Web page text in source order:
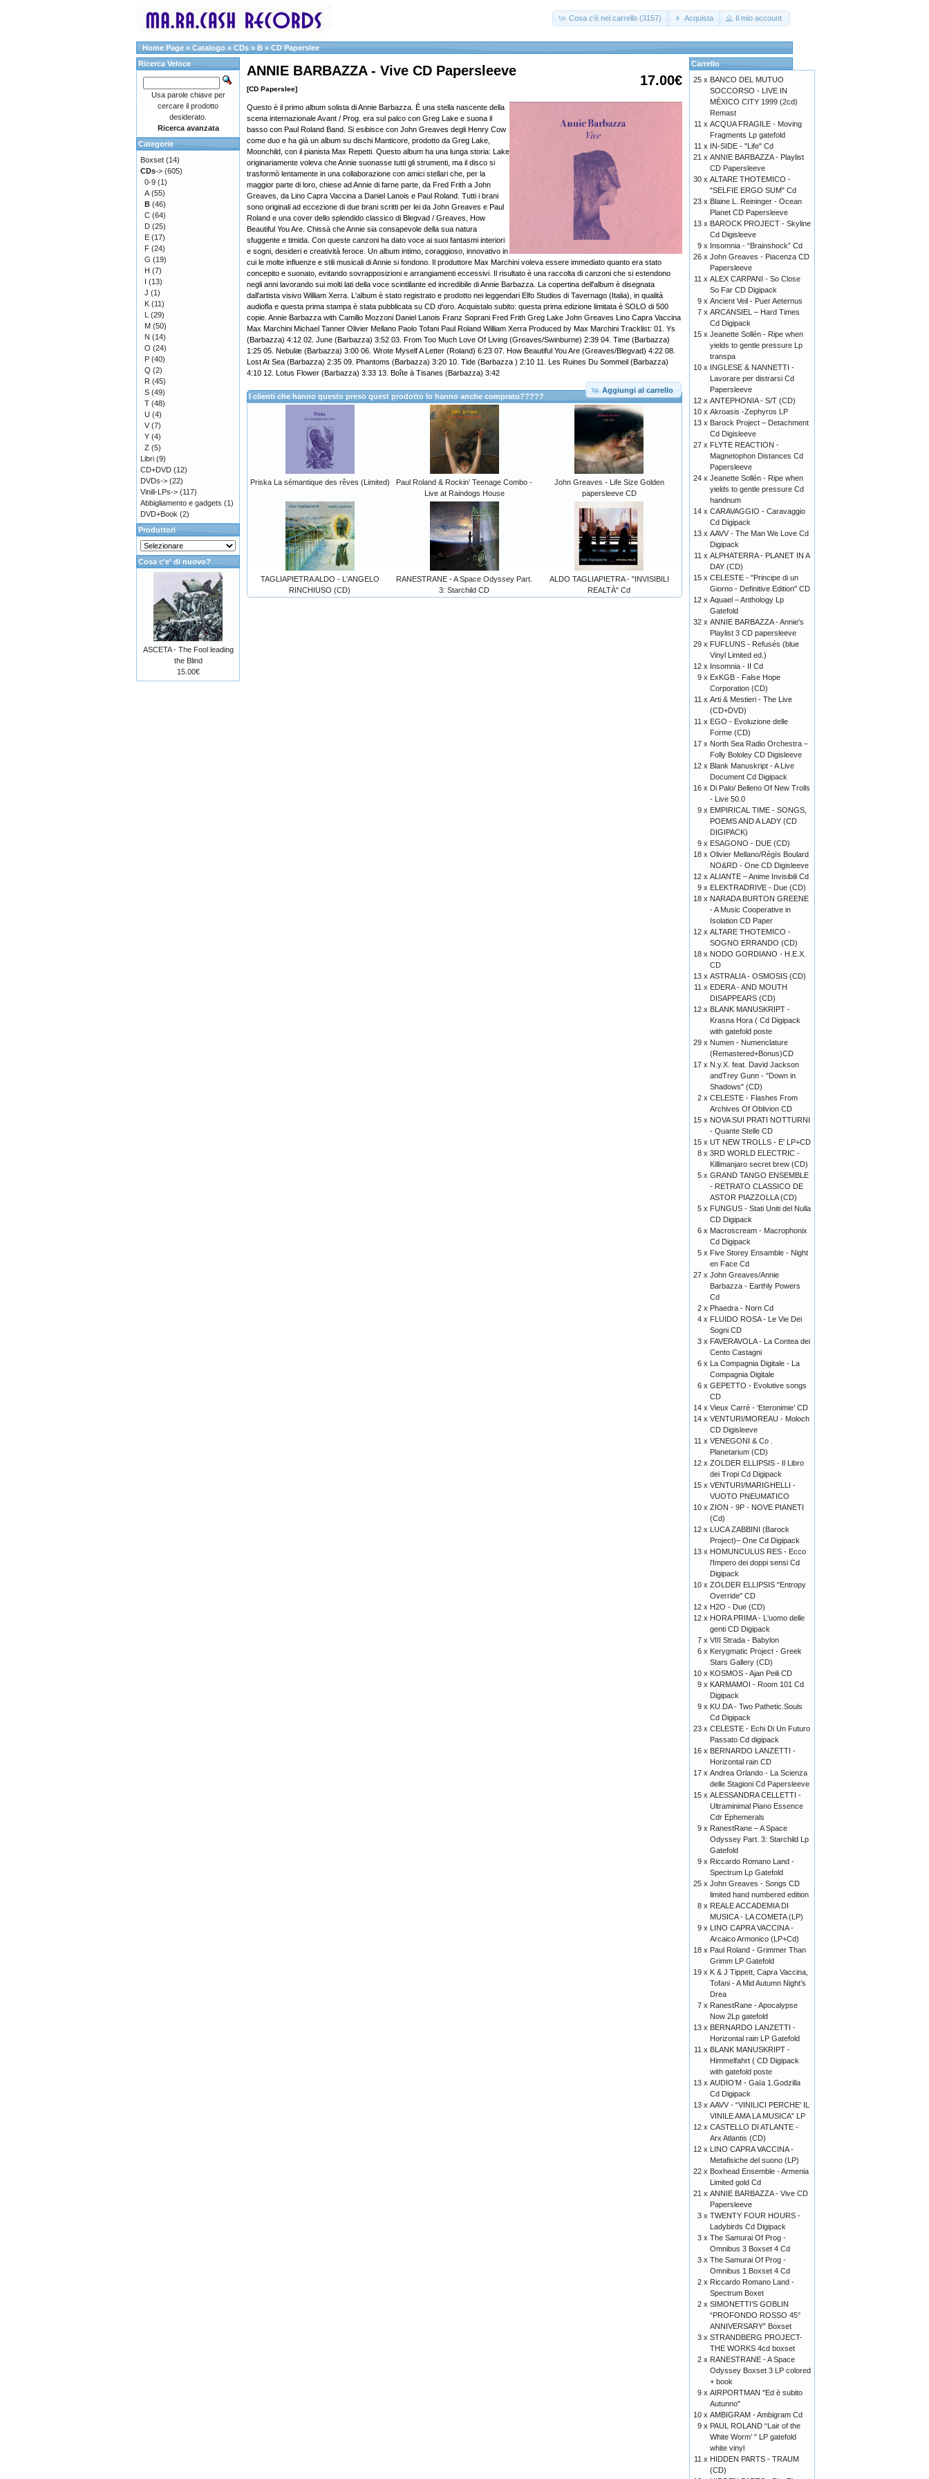
Cosa c'è nel carrello (3157) Acquista Il mio account
Home Page » Catalogo » CDs » B » CD Paperslee
17.00€
ANNIE BARBAZZA - Vive CD Papersleeve
[CD Paperslee]
Questo è il primo album solista di Annie Barbazza. È una stella nascente della
scena internazionale Avant / Prog. era sul palco con Greg Lake e suona il
basso con Paul Roland Band. Si esibisce con John Greaves degli Henry Cow
come duo e ha già un album su dischi Manticore, prodotto da Greg Lake,
Moonchild, con il pianista Max Repetti. Questo album ha una lunga storia: Lake
originariamente voleva che Annie suonasse tutti gli strumenti, ma il disco si
trasformò lentamente in una collaborazione con amici stellari che, per la
maggior parte di loro, chiese ad Annie di farne parte, da Fred Frith a John
Greaves, da Lino Capra Vaccina a Daniel Lanois e Paul Roland. Tutti i brani
sono originali ad eccezione di due brani scritti per lei da John Greaves e Paul
Roland e una cover dello splendido classico di Blegvad / Greaves, How
Beautiful You Are. Chissà che Annie sia consapevole della sua natura
sfuggente e timida. Con queste canzoni ha dato voce ai suoi fantasmi interiori
e sogni, desideri e creatività feroce. Un album intimo, coraggioso, innovativo in
cui le molte influenze e stili musicali di Annie si fondono. Il produttore Max Marchini voleva essere immediato quanto era stato
concepito e suonato, evitando sovrapposizioni e arrangiamenti eccessivi. Il risultato è una raccolta di canzoni che si estendono
negli anni lavorando sui molti lati della voce scintillante ed incredibile di Annie Barbazza. La copertina dell'album è disegnata
dall'artista visivo William Xerra. L'album è stato registrato e prodotto nei leggendari Elfo Studios di Tavernago (Italia), in qualità
audiofla e questa prima stampa è stata pubblicata su CD d'oro. Acquistalo subito: questa prima edizione limitata è SOLO di 500
copie. Annie Barbazza with Camillo Mozzoni Daniel Lanois Franz Soprani Fred Frith Greg Lake John Greaves Lino Capra Vaccina
Max Marchini Michael Tanner Olivier Mellano Paolo Tofani Paul Roland William Xerra Produced by Max Marchini Tracklist: 01. Ys
(Barbazza) 4:12 02. June (Barbazza) 3:52 03. From Too Much Love Of Living (Greaves/Swinburne) 2:39 04. Time (Barbazza)
1:25 05. Nebulæ (Barbazza) 3:00 06. Wrote Myself A Letter (Roland) 6:23 07. How Beautiful You Are (Greaves/Blegvad) 4:22 08.
Lost At Sea (Barbazza) 2:35 09. Phantoms (Barbazza) 3:20 10. Tide (Barbazza ) 2:10 11. Les Ruines Du Sommeil (Barbazza)
4:10 12. Lotus Flower (Barbazza) 3:33 13. Boîte à Tisanes (Barbazza) 3:42
Aggiungi al carrello
I clienti che hanno questo preso quest prodotto lo hanno anche comprato?????
Priska La sémantique des rêves (Limited)
Paul Roland & Rockin’ Teenage Combo -
Live at Raindogs House
John Greaves - Life Size Golden
papersleeve CD
TAGLIAPIETRA ALDO - L'ANGELO
RINCHIUSO (CD)
RANESTRANE - A Space Odyssey Part.
3: Starchild CD
ALDO TAGLIAPIETRA - "INVISIBILI
REALTÀ" Cd
Ricerca Veloce
Usa parole chiave per
cercare il prodotto
desiderato.
Ricerca avanzata
Categorie
Boxset (14)
CDs-> (605)
0-9 (1)
A (55)
B (46)
C (64)
D (25)
E (17)
F (24)
G (19)
H (7)
I (13)
J (1)
K (11)
L (29)
M (50)
N (14)
O (24)
P (40)
Q (2)
R (45)
S (49)
T (48)
U (4)
V (7)
Y (4)
Z (5)
Libri (9)
CD+DVD (12)
DVDs-> (22)
Vinili-LPs-> (117)
Abbigliamento e gadgets (1)
DVD+Book (2)
Produttori
Cosa c'e' di nuovo?
ASCETA - The Fool leading
the Blind
15.00€
Carrello
25 x BANCO DEL MUTUO
SOCCORSO - LIVE IN
MÉXICO CITY 1999 (2cd)
Remast
11 x ACQUA FRAGILE - Moving
Fragments Lp gatefold
11 x IN-SIDE - "Life" Cd
21 x ANNIE BARBAZZA - Playlist
CD Papersleeve
30 x ALTARE THOTEMICO -
"SELFIE ERGO SUM" Cd
23 x Blaine L. Reininger - Ocean
Planet CD Papersleeve
13 x BAROCK PROJECT - Skyline
Cd Digisleeve
9 x Insomnia - “Brainshock” Cd
26 x John Greaves - Piacenza CD
Papersleeve
11 x ALEX CARPANI - So Close
So Far CD Digipack
9 x Ancient Veil - Puer Aeternus
7 x ARCANSIEL – Hard Times
Cd Digipack
15 x Jeanette Sollén - Ripe when
yields to gentle pressure Lp
transpa
10 x INGLESE & NANNETTI -
Lavorare per distrarsi Cd
Papersleeve
12 x ANTEPHONIA - S/T (CD)
10 x Akroasis -Zephyros LP
13 x Barock Project – Detachment
Cd Digisleeve
27 x FLYTE REACTION -
Magnetophon Distances Cd
Papersleeve
24 x Jeanette Sollén - Ripe when
yields to gentle pressure Cd
handnum
14 x CARAVAGGIO - Caravaggio
Cd Digipack
13 x AAVV - The Man We Love Cd
Digipack
11 x ALPHATERRA - PLANET IN A
DAY (CD)
15 x CELESTE - "Principe di un
Giorno - Definitive Edition" CD
12 x Aquael – Anthology Lp
Gatefold
32 x ANNIE BARBAZZA - Annie's
Playlist 3 CD papersleeve
29 x FUFLUNS - Refusés (blue
Vinyl Limited ed.)
12 x Insomnia - II Cd
9 x ExKGB - False Hope
Corporation (CD)
11 x Arti & Mestieri - The Live
(CD+DVD)
11 x EGO - Evoluzione delle
Forme (CD)
17 x North Sea Radio Orchestra –
Folly Bololey CD Digisleeve
12 x Blank Manuskript - A Live
Document Cd Digipack
16 x Di Palo/ Belleno Of New Trolls
- Live 50.0
9 x EMPIRICAL TIME - SONGS,
POEMS AND A LADY (CD
DIGIPACK)
9 x ESAGONO - DUE (CD)
18 x Olivier Mellano/Régïs Boulard
NO&RD - One CD Digisleeve
12 x ALIANTE – Anime Invisibili Cd
9 x ELEKTRADRIVE - Due (CD)
18 x NARADA BURTON GREENE
- A Music Cooperative in
Isolation CD Paper
12 x ALTARE THOTEMICO -
SOGNO ERRANDO (CD)
18 x NODO GORDIANO - H.E.X.
CD
13 x ASTRALIA - OSMOSIS (CD)
11 x EDERA - AND MOUTH
DISAPPEARS (CD)
12 x BLANK MANUSKRIPT -
Krasna Hora ( Cd Digipack
with gatefold poste
29 x Numen - Numenclature
(Remastered+Bonus)CD
17 x N.y.X. feat. David Jackson
andTrey Gunn - "Down in
Shadows" (CD)
2 x CELESTE - Flashes From
Archives Of Oblivion CD
15 x NOVA SUI PRATI NOTTURNI
- Quante Stelle CD
15 x UT NEW TROLLS - E' LP+CD
8 x 3RD WORLD ELECTRIC -
Killimanjaro secret brew (CD)
5 x GRAND TANGO ENSEMBLE
- RETRATO CLASSICO DE
ASTOR PIAZZOLLA (CD)
5 x FUNGUS - Stati Uniti del Nulla
CD Digipack
6 x Macroscream - Macrophonix
Cd Digipack
5 x Five Storey Ensamble - Night
en Face Cd
27 x John Greaves/Annie
Barbazza - Earthly Powers
Cd
2 x Phaedra - Norn Cd
4 x FLUIDO ROSA - Le Vie Dei
Sogni CD
3 x FAVERAVOLA - La Contea dei
Cento Castagni
6 x La Compagnia Digitale - La
Compagnia Digitale
6 x GEPETTO - Evolutive songs
CD
14 x Vieux Carré - ‘Eteronimie’ CD
14 x VENTURI/MOREAU - Moloch
CD Digisleeve
11 x VENEGONI & Co .
Planetarium (CD)
12 x ZOLDER ELLIPSIS - Il Libro
dei Tropi Cd Digipack
15 x VENTURI/MARIGHELLI -
VUOTO PNEUMATICO
10 x ZION - 9P - NOVE PIANETI
(Cd)
12 x LUCA ZABBINI (Barock
Project)– One Cd Digipack
13 x HOMUNCULUS RES - Ecco
l'Impero dei doppi sensi Cd
Digipack
10 x ZOLDER ELLIPSIS "Entropy
Override" CD
12 x H2O - Due (CD)
12 x HORA PRIMA - L'uomo delle
genti CD Digipack
7 x VIII Strada - Babylon
6 x Kerygmatic Project - Greek
Stars Gallery (CD)
10 x KOSMOS - Ajan Peili CD
9 x KARMAMOI - Room 101 Cd
Digipack
9 x KU.DA - Two Pathetic.Souls
Cd Digipack
23 x CELESTE - Echi Di Un Futuro
Passato Cd digipack
16 x BERNARDO LANZETTI -
Horizontal rain CD
17 x Andrea Orlando - La Scienza
delle Stagioni Cd Papersleeve
15 x ALESSANDRA CELLETTI -
Ultraminimal Piano Essence
Cdr Ephemerals
9 x RanestRane – A Space
Odyssey Part. 3: Starchild Lp
Gatefold
9 x Riccardo Romano Land -
Spectrum Lp Gatefold
25 x John Greaves - Songs CD
limited hand numbered edition
8 x REALE ACCADEMIA DI
MUSICA - LA COMETA (LP)
9 x LINO CAPRA VACCINA -
Arcaico Armonico (LP+Cd)
18 x Paul Roland - Grimmer Than
Grimm LP Gatefold
19 x K & J Tippett, Capra Vaccina,
Tofani - A Mid Autumn Night’s
Drea
7 x RanestRane - Apocalypse
Now 2Lp gatefold
13 x BERNARDO LANZETTI -
Horizontal rain LP Gatefold
11 x BLANK MANUSKRIPT -
Himmelfahrt ( CD Digipack
with gatefold poste
13 x AUDIO’M - Gaïa 1.Godzilla
Cd Digipack
13 x AAVV - “VINILICI PERCHE’ IL
VINILE AMA LA MUSICA” LP
12 x CASTELLO DI ATLANTE -
Arx Atlantis (CD)
12 x LINO CAPRA VACCINA -
Metafisiche del suono (LP)
22 x Boxhead Ensemble - Armenia
Limited gold Cd
21 x ANNIE BARBAZZA - Vive CD
Papersleeve
3 x TWENTY FOUR HOURS -
Ladybirds Cd Digipack
3 x The Samurai Of Prog -
Omnibus 3 Boxset 4 Cd
3 x The Samurai Of Prog -
Omnibus 1 Boxset 4 Cd
2 x Riccardo Romano Land -
Spectrum Boxet
2 x SIMONETTI’S GOBLIN
“PROFONDO ROSSO 45°
ANNIVERSARY” Boxset
3 x STRANDBERG PROJECT-
THE WORKS 4cd boxset
2 x RANESTRANE - A Space
Odyssey Boxset 3 LP colored
+ book
9 x AIRPORTMAN "Ed è subito
Autunno"
10 x AMBIGRAM - Ambigram Cd
9 x PAUL ROLAND “Lair of the
White Worm’ " LP gatefold
white vinyl
11 x HIDDEN PARTS - TRAUM
(CD)